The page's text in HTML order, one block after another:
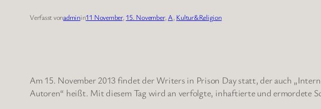
Verfasst vonadminin11 November, 15. November, A, Kultur&Religion
Am 15. November 2013 findet der Writers in Prison Day statt, der auch
Autoren“ heißt. Mit diesem Tag wird an verfolgte, inhaftierte und ermordete